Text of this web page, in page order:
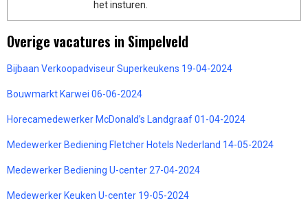
het insturen.
Overige vacatures in Simpelveld
Bijbaan Verkoopadviseur Superkeukens 19-04-2024
Bouwmarkt Karwei 06-06-2024
Horecamedewerker McDonald’s Landgraaf 01-04-2024
Medewerker Bediening Fletcher Hotels Nederland 14-05-2024
Medewerker Bediening U-center 27-04-2024
Medewerker Keuken U-center 19-05-2024